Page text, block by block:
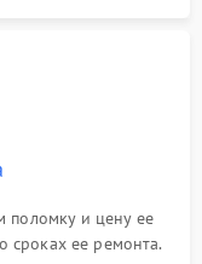
поломку и цену ее
сроках ее ремонта.